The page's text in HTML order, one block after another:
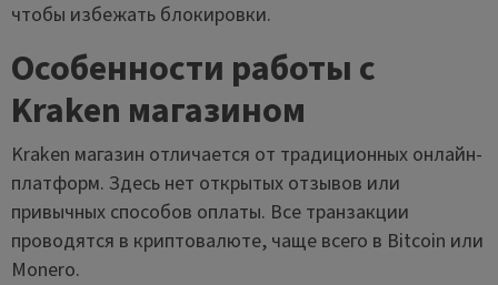
чтобы избежать блокировки.
Особенности работы с
Kraken магазином
Kraken магазин отличается от традиционных онлайн-
платформ. Здесь нет открытых отзывов или
привычных способов оплаты. Все транзакции
проводятся в криптовалюте, чаще всего в Bitcoin или
Monero.